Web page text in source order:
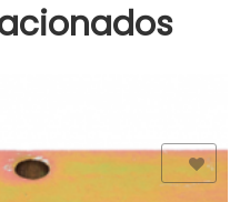
Add to Wishlist